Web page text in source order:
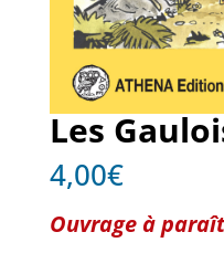
Les
4,00€
Ouvrage à